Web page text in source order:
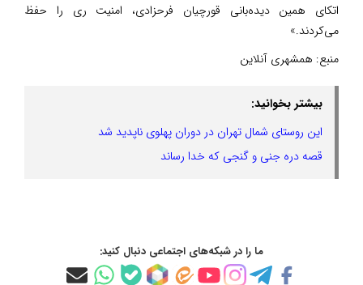
اتکای همین دیده‌بانی قورچیان فرحزادی، امنیت ری را حفظ
می‌کردند.»
منبع: همشهری آنلاین
بیشتر بخوانید:
این روستای شمال تهران در دوران پهلوی ناپدید شد
قصه دره جنی و گنجی که خدا رساند
ما را در شبکه‌های اجتماعی دنبال کنید: